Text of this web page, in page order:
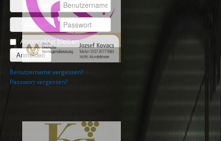
Benutzername
Passwort
Angemeldet bleiben
Anmelden
Benutzername vergessen?
Passwort vergessen?